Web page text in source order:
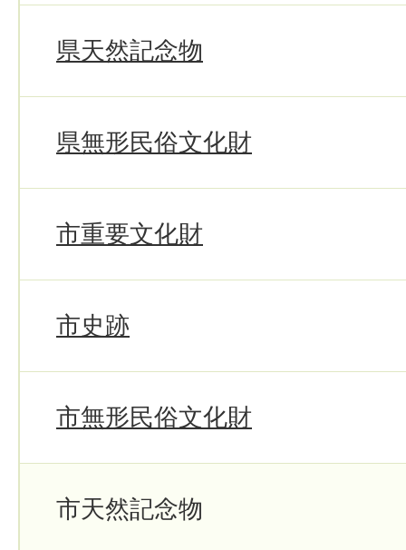
県天然記念物
県無形民俗文化財
市重要文化財
市史跡
市無形民俗文化財
市天然記念物